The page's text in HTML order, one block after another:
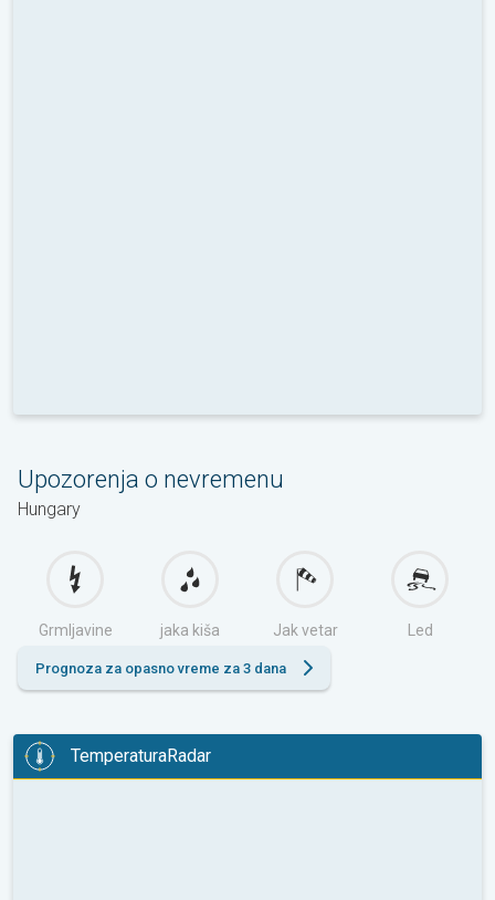
Upozorenja o nevremenu
Hungary
Grmljavine jaka kiša Jak vetar Led
Prognoza za opasno vreme za 3 dana
TemperaturaRadar